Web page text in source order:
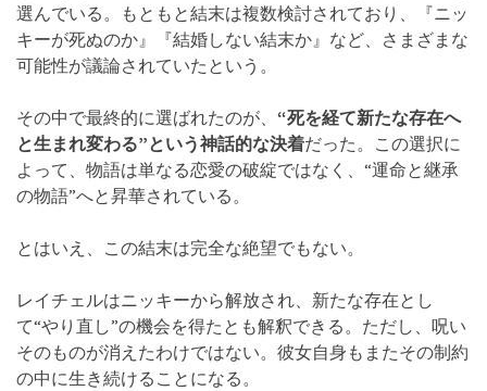
選んでいる。もともと結末は複数検討されており、『ニッ
キーが死ぬのか』『結婚しない結末か』など、さまざまな
可能性が議論されていたという。
その中で最終的に選ばれたのが、 “死を経て新たな存在へ
と生まれ変わる”という神話的な決着だった。この選択に
よって、物語は単なる恋愛の破綻ではなく、“運命と継承
の物語”へと昇華されている。
とはいえ、この結末は完全な絶望でもない。
レイチェルはニッキーから解放され、新たな存在とし
て“やり直し”の機会を得たとも解釈できる。ただし、呪い
そのものが消えたわけではない。彼女自身もまたその制約
の中に生き続けることになる。